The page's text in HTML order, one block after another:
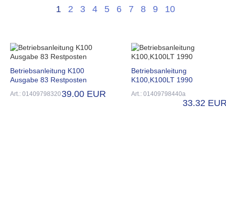
1 2 3 4 5 6 7 8 9 10
Betriebsanleitung K100
Ausgabe 83 Restposten
Art.: 01409798320 39.00 EUR
Betriebsanleitung
K100,K100LT 1990
Art.: 01409798440a
33.32